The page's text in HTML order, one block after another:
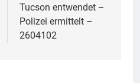
Tucson entwendet –
Polizei ermittelt –
2604102